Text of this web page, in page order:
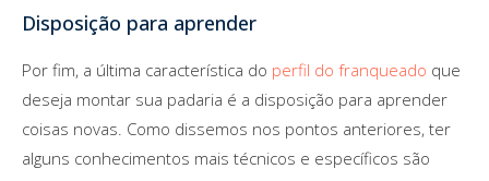
Disposição para aprender
Por fim, a última característica do perfil do franqueado que
deseja montar sua padaria é a disposição para aprender
coisas novas. Como dissemos nos pontos anteriores, ter
alguns conhecimentos mais técnicos e específicos são